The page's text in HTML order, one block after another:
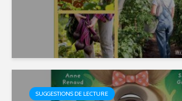
SUGGESTIONS DE LECTURE